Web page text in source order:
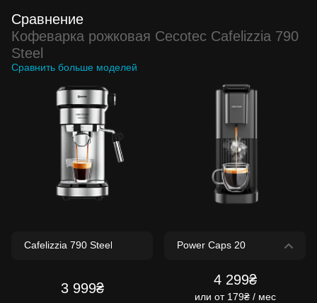
Сравнение
Кофеварка рожковая Cecotec Cafelizzia 790
Steel
Сравнить больше моделей
3 999₴
4 299₴
или от 179₴ / мес